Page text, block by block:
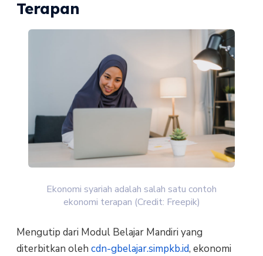
Terapan
Ekonomi syariah adalah salah satu contoh
ekonomi terapan (Credit: Freepik)
Mengutip dari Modul Belajar Mandiri yang
diterbitkan oleh cdn-gbelajar.simpkb.id, ekonomi